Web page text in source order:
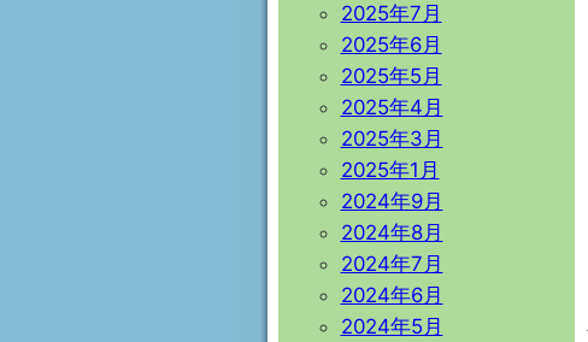
2025年7月
2025年6月
2025年5月
2025年4月
2025年3月
2025年1月
2024年9月
2024年8月
2024年7月
2024年6月
2024年5月